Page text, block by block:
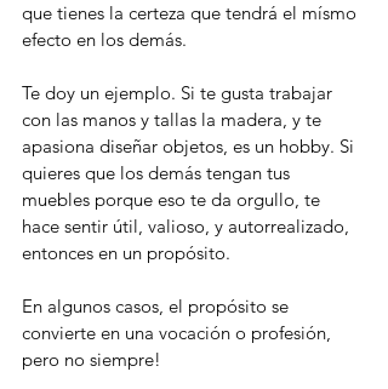
que tienes la certeza que tendrá el mísmo
efecto en los demás.
Te doy un ejemplo. Si te gusta trabajar
con las manos y tallas la madera, y te
apasiona diseñar objetos, es un hobby. Si
quieres que los demás tengan tus
muebles porque eso te da orgullo, te
hace sentir útil, valioso, y autorrealizado,
entonces en un propósito.
En algunos casos, el propósito se
convierte en una vocación o profesión,
pero no siempre!